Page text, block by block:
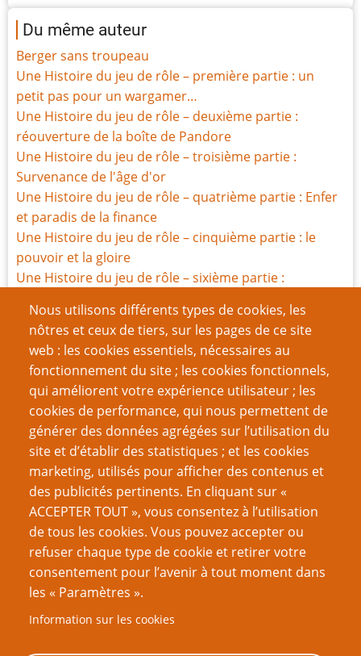
Nous utilisons différents types de cookies, les
nôtres et ceux de tiers, sur les pages de ce site
web : les cookies essentiels, nécessaires au
fonctionnement du site ; les cookies fonctionnels,
qui améliorent votre expérience utilisateur ; les
cookies de performance, qui nous permettent de
générer des données agrégées sur l’utilisation du
site et d’établir des statistiques ; et les cookies
marketing, utilisés pour afficher des contenus et
des publicités pertinents. En cliquant sur «
ACCEPTER TOUT », vous consentez à l’utilisation
de tous les cookies. Vous pouvez accepter ou
refuser chaque type de cookie et retirer votre
consentement pour l’avenir à tout moment dans
les « Paramètres ».
Information sur les cookies
Du même auteur
Berger sans troupeau
Une Histoire du jeu de rôle – première partie : un
petit pas pour un wargamer…
Une Histoire du jeu de rôle – deuxième partie :
réouverture de la boîte de Pandore
Une Histoire du jeu de rôle – troisième partie :
Survenance de l'âge d'or
Une Histoire du jeu de rôle – quatrième partie : Enfer
et paradis de la finance
Une Histoire du jeu de rôle – cinquième partie : le
pouvoir et la gloire
Une Histoire du jeu de rôle – sixième partie :
Une Histoire du jeu de rôle – septième partie : de
nouvelles manières de jouer
Une Histoire du jeu de rôle – huitième partie : l’âge
des ténèbres
Une Histoire du jeu de rôle – neuvième partie : la fin
et le commencement
Pagination
Page
précédente
‹‹ 11
Page
suivante
››
VOUS AIMEREZ AUSSI
Ebook 27 : 18+ ; thématiques adultes et JdR
OK Boomer